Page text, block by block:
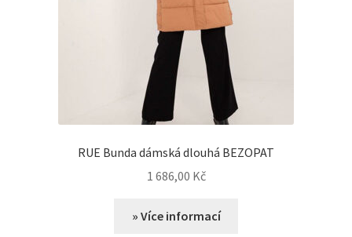
RUE Bunda dámská dlouhá BEZOPAT
1 686,00 Kč
» Více informací